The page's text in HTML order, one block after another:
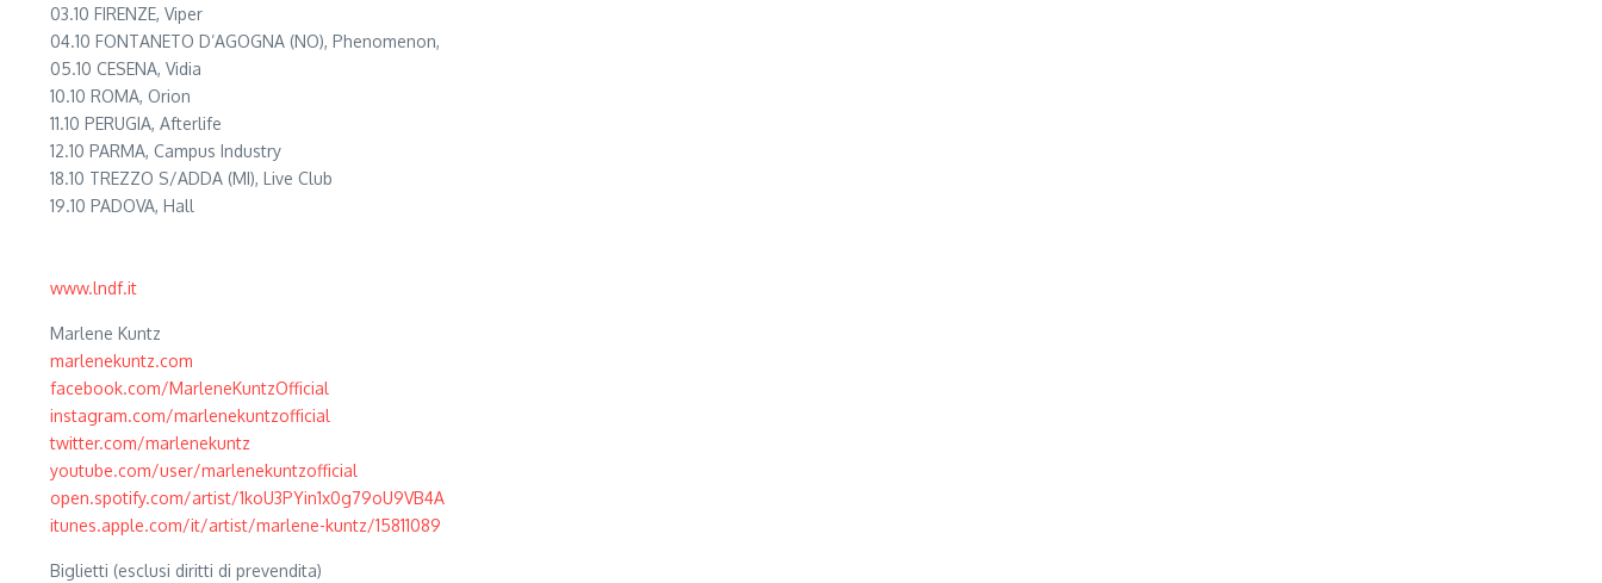
03.10 FIRENZE, Viper
04.10 FONTANETO D’AGOGNA (NO), Phenomenon,
05.10 CESENA, Vidia
10.10 ROMA, Orion
11.10 PERUGIA, Afterlife
12.10 PARMA, Campus Industry
18.10 TREZZO S/ADDA (MI), Live Club
19.10 PADOVA, Hall
www.lndf.it
Marlene Kuntz
marlenekuntz.com
facebook.com/MarleneKuntzOfficial
instagram.com/marlenekuntzofficial
twitter.com/marlenekuntz
youtube.com/user/marlenekuntzofficial
open.spotify.com/artist/1koU3PYin1x0g79oU9VB4A
itunes.apple.com/it/artist/marlene-kuntz/15811089
Biglietti (esclusi diritti di prevendita)